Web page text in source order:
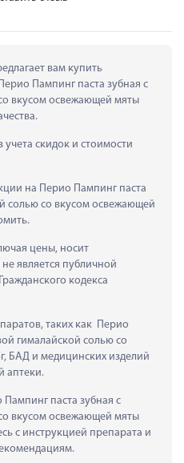
вам купить
Пампинг паста зубная с
вкусом освежающей мяты
учета скидок и стоимости
на Перио Пампинг паста
солью со вкусом освежающей
цены, носит
является публичной
кодекса
таких как  Перио
гималайской солью со
БАД и медицинских изделий
аптеки.
паста зубная с
вкусом освежающей мяты
с инструкцией препарата и